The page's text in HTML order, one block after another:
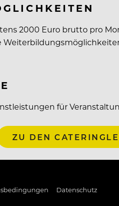
2000 Euro brutto pro
für
ZU DEN
Datenschutz